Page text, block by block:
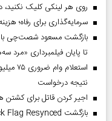
روی هر لینکی کلیک نکنید،
سرمایه‌گذاری برای رفاه؛
بازگشت مسعود شصت‌چی با
تا پایان فیلمبرداری «مرد
نتیجه درخواست
اجیر کردن قاتل برای
بازگشت Black Flag Resynced خبری جذاب برای دوستداران بازی